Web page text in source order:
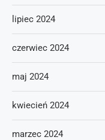
lipiec 2024
czerwiec 2024
maj 2024
kwiecień 2024
marzec 2024